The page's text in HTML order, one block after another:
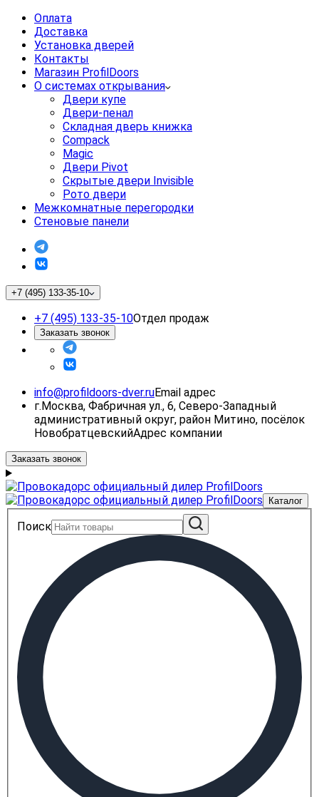
Оплата
Доставка
Установка дверей
Контакты
Магазин ProfilDoors
О системах открывания
Двери купе
Двери-пенал
Складная дверь книжка
Compack
Magic
Двери Pivot
Скрытые двери Invisible
Рото двери
Межкомнатные перегородки
Стеновые панели
+7 (495) 133-35-10
+7 (495) 133-35-10Отдел продаж
Заказать звонок
info@profildoors-dver.ruEmail адрес
г.Москва, Фабричная ул., 6, Северо-Западный
административный округ, район Митино, посёлок
НовобратцевскийАдрес компании
Заказать звонок
Каталог
Поиск